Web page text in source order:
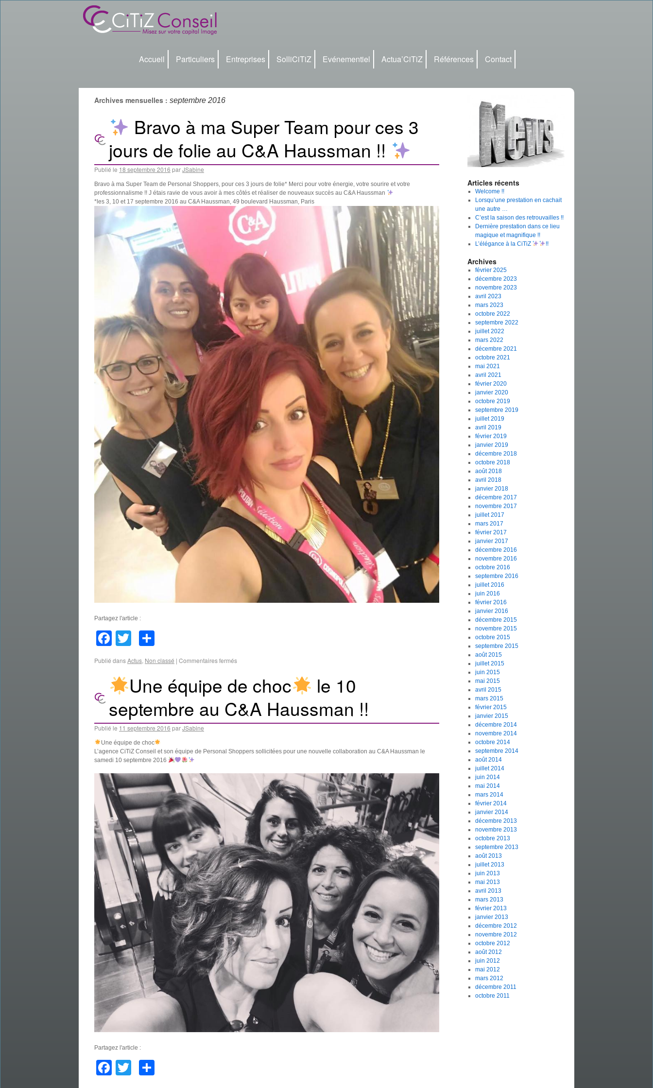
Accueil Particuliers Entreprises SolliCiTiZ Evénementiel Actua’CiTiZ Références Contact
Archives mensuelles : septembre 2016
Bravo à ma Super Team pour ces 3
jours de folie au C&A Haussman !!
Publié le 18 septembre 2016 parJSabine
Bravo à ma Super Team de Personal Shoppers, pour ces 3 jours de folie* Merci pour votre énergie, votre sourire et votre
professionnalisme !! J étais ravie de vous avoir à mes côtés et réaliser de nouveaux succès au C&A Haussman
*les 3, 10 et 17 septembre 2016 au C&A Haussman, 49 boulevard Haussman, Paris
Partagez l'article :
Facebook
Twitter
Publié dansActus, Non classé | Commentaires fermés
Une équipe de choc
le 10
septembre au C&A Haussman !!
Publié le 11 septembre 2016 parJSabine
Une équipe de choc
L’agence CiTiZ Conseil et son équipe de Personal Shoppers sollicitées pour une nouvelle collaboration au C&A Haussman le
samedi 10 septembre 2016
Partagez l'article :
Facebook
Twitter
Articles récents
Welcome !!
Lorsqu’une prestation en cachait
une autre …
C’est la saison des retrouvailles !!
Dernière prestation dans ce lieu
magique et magnifique !!
L’élégance à la CiTiZ
!!
Archives
février 2025
décembre 2023
novembre 2023
avril 2023
mars 2023
octobre 2022
septembre 2022
juillet 2022
mars 2022
décembre 2021
octobre 2021
mai 2021
avril 2021
février 2020
janvier 2020
octobre 2019
septembre 2019
juillet 2019
avril 2019
février 2019
janvier 2019
décembre 2018
octobre 2018
août 2018
avril 2018
janvier 2018
décembre 2017
novembre 2017
juillet 2017
mars 2017
février 2017
janvier 2017
décembre 2016
novembre 2016
octobre 2016
septembre 2016
juillet 2016
juin 2016
février 2016
janvier 2016
décembre 2015
novembre 2015
octobre 2015
septembre 2015
août 2015
juillet 2015
juin 2015
mai 2015
avril 2015
mars 2015
février 2015
janvier 2015
décembre 2014
novembre 2014
octobre 2014
septembre 2014
août 2014
juillet 2014
juin 2014
mai 2014
mars 2014
février 2014
janvier 2014
décembre 2013
novembre 2013
octobre 2013
septembre 2013
août 2013
juillet 2013
juin 2013
mai 2013
avril 2013
mars 2013
février 2013
janvier 2013
décembre 2012
novembre 2012
octobre 2012
août 2012
juin 2012
mai 2012
mars 2012
décembre 2011
octobre 2011